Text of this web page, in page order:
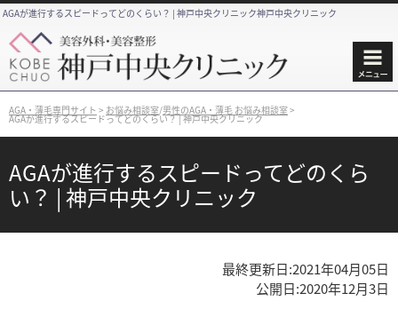
AGAが進行するスピードってどのくらい？ | 神戸中央クリニック神戸中央クリニック
AGA・薄毛専門サイト > お悩み相談室/男性のAGA・薄毛 お悩み相談室>
AGAが進行するスピードってどのくらい？ | 神戸中央クリニック
AGAが進行するスピードってどのくら
い？ | 神戸中央クリニック
最終更新日:2021年04月05日
公開日:2020年12月3日